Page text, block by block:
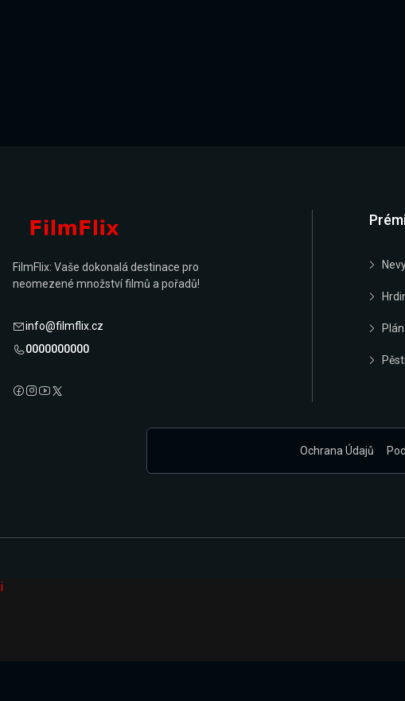
FilmFlix: Vaše dokonalá destinace pro
neomezené množství filmů a pořadů!
info@filmflix.cz
0000000000
Ochrana Údajů
i